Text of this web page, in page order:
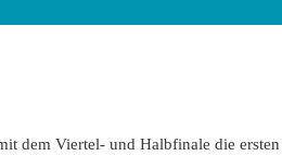
dem Viertel- und Halbfinale die